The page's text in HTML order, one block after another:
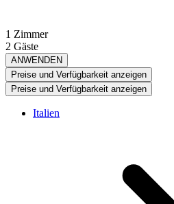
1 Zimmer
2 Gäste
ANWENDEN
Preise und Verfügbarkeit anzeigen
Preise und Verfügbarkeit anzeigen
Italien